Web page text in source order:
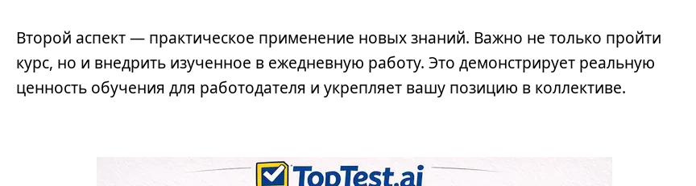
Второй аспект — практическое применение новых знаний. Важно не только пройти
курс, но и внедрить изученное в ежедневную работу. Это демонстрирует реальную
ценность обучения для работодателя и укрепляет вашу позицию в коллективе.